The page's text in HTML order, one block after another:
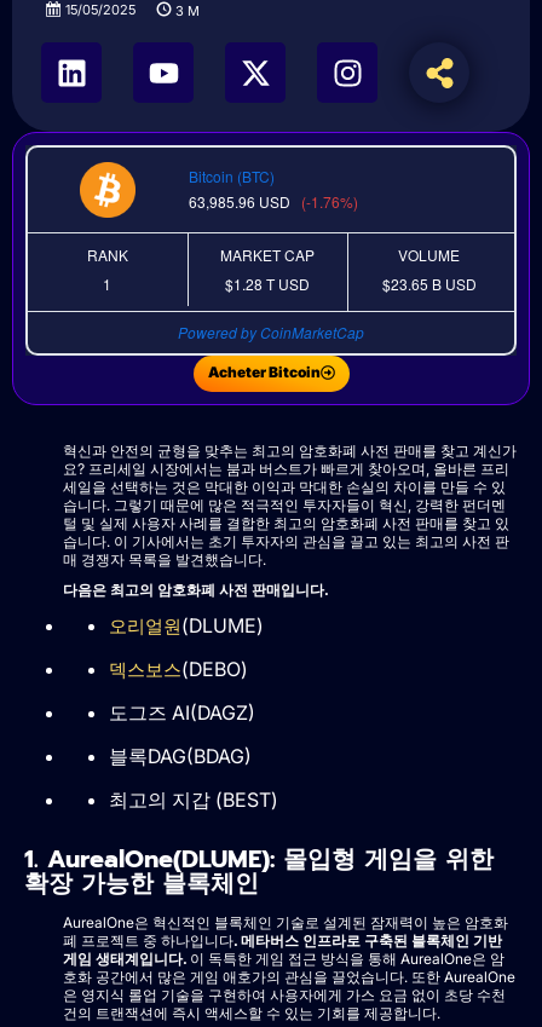
15/05/2025 3 M
Bitcoin (BTC)
63,985.96 USD (-1.76%)
RANK
1
MARKET CAP
$1.28 TUSD
VOLUME
$23.65 B USD
Powered by CoinMarketCap
Acheter Bitcoin
혁신과 안전의 균형을 맞추는 최고의 암호화폐 사전 판매를 찾고 계신가
요? 프리세일 시장에서는 붐과 버스트가 빠르게 찾아오며, 올바른 프리
세일을 선택하는 것은 막대한 이익과 막대한 손실의 차이를 만들 수 있
습니다. 그렇기 때문에 많은 적극적인 투자자들이 혁신, 강력한 펀더멘
털 및 실제 사용자 사례를 결합한 최고의 암호화폐 사전 판매를 찾고 있
습니다. 이 기사에서는 초기 투자자의 관심을 끌고 있는 최고의 사전 판
매 경쟁자 목록을 발견했습니다.
다음은 최고의 암호화폐 사전 판매입니다.
오리얼원(DLUME)
덱스보스(DEBO)
도그즈 AI(DAGZ)
블록DAG(BDAG)
최고의 지갑 (BEST)
1. AurealOne(DLUME): 몰입형 게임을 위한
확장 가능한 블록체인
AurealOne은 혁신적인 블록체인 기술로 설계된 잠재력이 높은 암호화
폐 프로젝트 중 하나입니다. 메타버스 인프라로 구축된 블록체인 기반
게임 생태계입니다. 이 독특한 게임 접근 방식을 통해 AurealOne은 암
호화 공간에서 많은 게임 애호가의 관심을 끌었습니다. 또한 AurealOne
은 영지식 롤업 기술을 구현하여 사용자에게 가스 요금 없이 초당 수천
건의 트랜잭션에 즉시 액세스할 수 있는 기회를 제공합니다.